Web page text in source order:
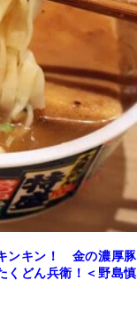
ンキン！ 金の濃厚豚
くどん兵衛！＜野島慎